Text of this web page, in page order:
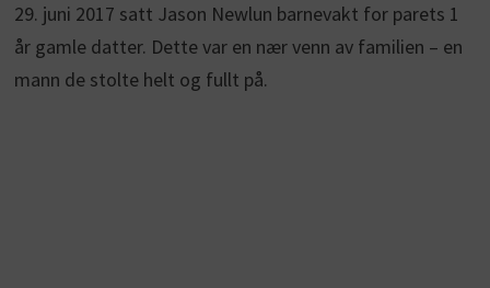
29. juni 2017 satt Jason Newlun barnevakt for parets 1
år gamle datter. Dette var en nær venn av familien – en
mann de stolte helt og fullt på.